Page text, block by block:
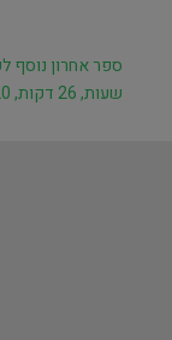
שעות, 26 דקות, 20 שניות